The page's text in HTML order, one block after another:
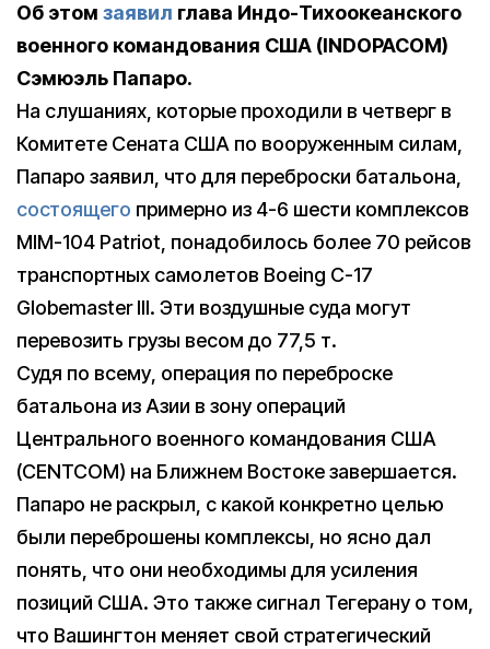
Об этом заявил глава Индо-Тихоокеанского
военного командования США (INDOPACOM)
Сэмюэль Папаро.
На слушаниях, которые проходили в четверг в
Комитете Сената США по вооруженным силам,
Папаро заявил, что для переброски батальона,
состоящего примерно из 4-6 шести комплексов
MIM-104 Patriot, понадобилось более 70 рейсов
транспортных самолетов Boeing C-17
Globemaster III. Эти воздушные суда могут
перевозить грузы весом до 77,5 т.
Судя по всему, операция по переброске
батальона из Азии в зону операций
Центрального военного командования США
(CENTCOM) на Ближнем Востоке завершается.
Папаро не раскрыл, с какой конкретно целью
были переброшены комплексы, но ясно дал
понять, что они необходимы для усиления
позиций США. Это также сигнал Тегерану о том,
что Вашингтон меняет свой стратегический